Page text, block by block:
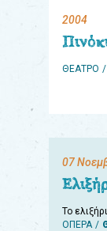
2004
ΘΕΑΤΡΟ
07
Το
ΟΠΕΡΑ
eshop
Παιχνίδια
παραγγελίας